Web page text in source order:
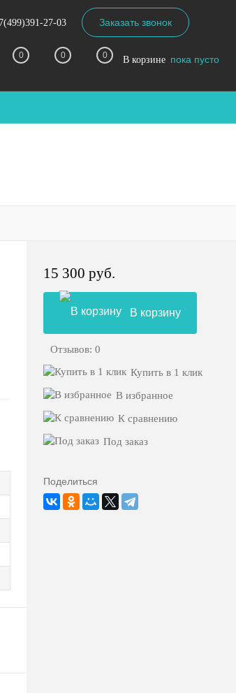
27-03 Заказать звонок
0 0 0 В корзине пока пусто
15 300 руб.
В корзину
Отзывов: 0
Купить в 1 клик
В избранное
К сравнению
Под заказ
Поделиться